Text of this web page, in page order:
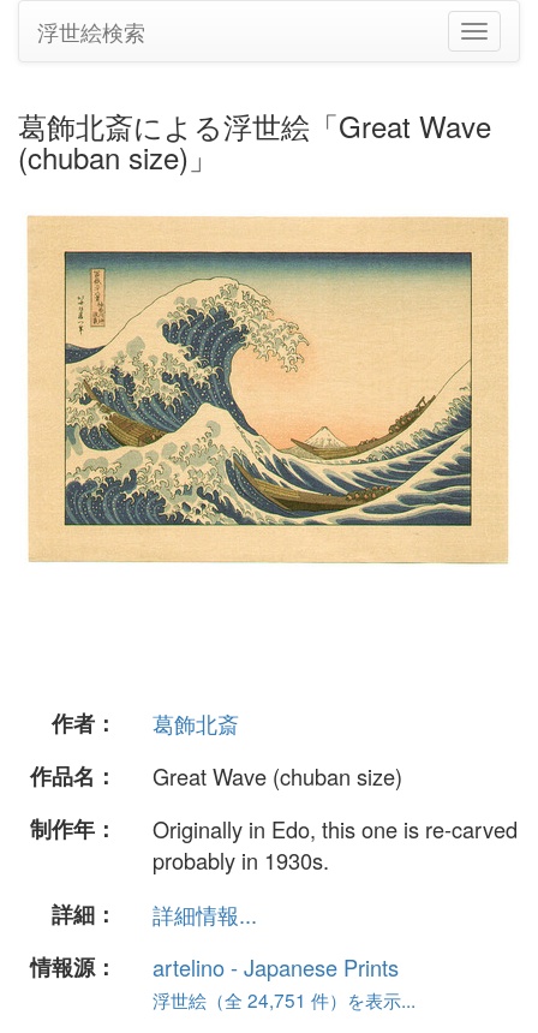
ナ
ビ
シ
切
替
浮世絵検索
葛飾北斎による浮世絵「Great Wave
(chuban size)」
作者：
葛飾北斎
作品名：
Great Wave (chuban size)
制作年：
Originally in Edo, this one is re-carved
probably in 1930s.
詳細：
詳細情報...
情報源：
artelino - Japanese Prints
浮世絵（全 24,751 件）を表示...